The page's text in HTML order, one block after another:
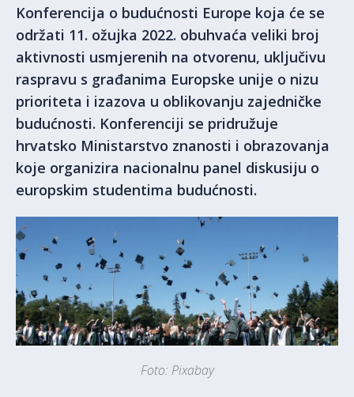
Konferencija o budućnosti Europe koja će se
održati 11. ožujka 2022. obuhvaća veliki broj
aktivnosti usmjerenih na otvorenu, uključivu
raspravu s građanima Europske unije o nizu
prioriteta i izazova u oblikovanju zajedničke
budućnosti. Konferenciji se pridružuje
hrvatsko Ministarstvo znanosti i obrazovanja
koje organizira nacionalnu panel diskusiju o
europskim studentima budućnosti.
Foto: Pixabay